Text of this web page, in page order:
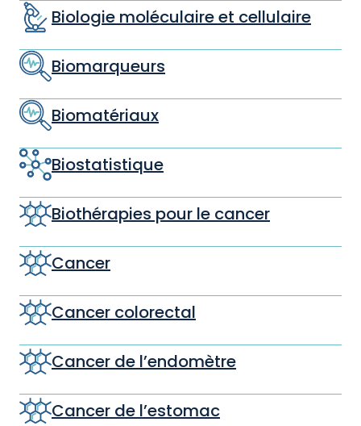
Biologie moléculaire et cellulaire
Biomarqueurs
Biomatériaux
Biostatistique
Biothérapies pour le cancer
Cancer
Cancer colorectal
Cancer de l’endomètre
Cancer de l’estomac